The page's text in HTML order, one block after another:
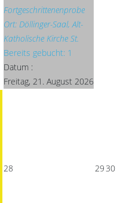
Fortgeschrittenenprobe
Ort: Döllinger-Saal, Alt-
Katholische Kirche St.
Bereits gebucht: 1
Datum :
Freitag, 21. August 2026
28 2930